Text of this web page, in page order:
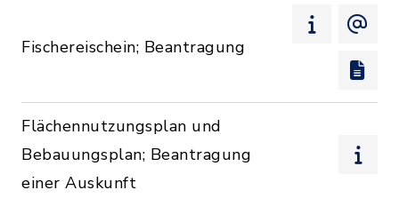
Fischereischein; Beantragung
Flächennutzungsplan und
Bebauungsplan; Beantragung
einer Auskunft